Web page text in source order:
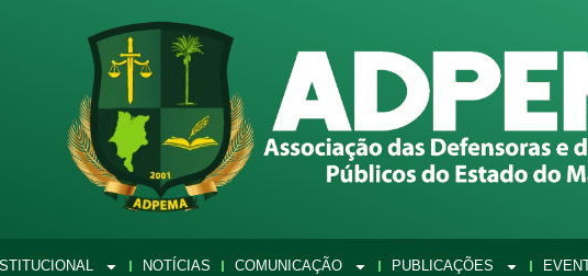
NOTÍCIAS COMUNICAÇÃO PUBLICAÇÕES